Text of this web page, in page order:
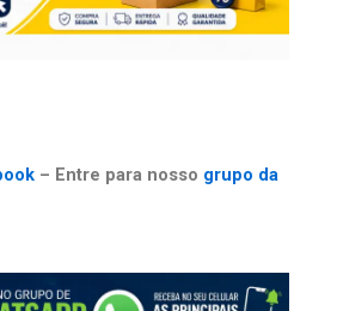
– Entre para nosso grupo da